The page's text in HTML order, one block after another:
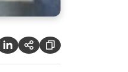
  